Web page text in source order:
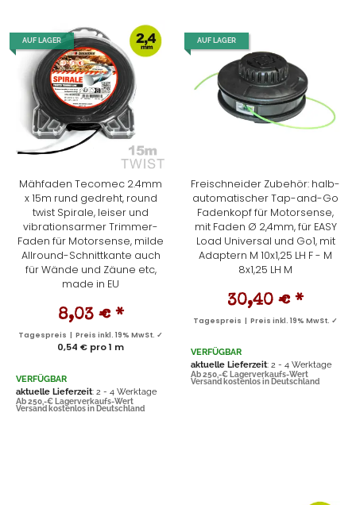
AUF LAGER
Mähfaden Tecomec 2.4mm
x 15m rund gedreht, round
twist Spirale, leiser und
vibrationsarmer Trimmer-
Faden für Motorsense, milde
Allround-Schnittkante auch
für Wände und Zäune etc,
made in EU
8,03 € *
Tagespreis | Preis inkl. 19% MwSt. ✓
0,54 € pro 1 m
VERFÜGBAR
aktuelle Lieferzeit: 2 - 4 Werktage
Ab 250,-€ Lagerverkaufs-Wert
Versand kostenlos in Deutschland
AUF LAGER
Freischneider Zubehör: halb-
automatischer Tap-and-Go
Fadenkopf für Motorsense,
mit Faden Ø 2,4mm, für EASY
Load Universal und Go1, mit
Adaptern M 10x1,25 LH F - M
8x1,25 LH M
30,40 € *
Tagespreis | Preis inkl. 19% MwSt. ✓
VERFÜGBAR
aktuelle Lieferzeit: 2 - 4 Werktage
Ab 250,-€ Lagerverkaufs-Wert
Versand kostenlos in Deutschland